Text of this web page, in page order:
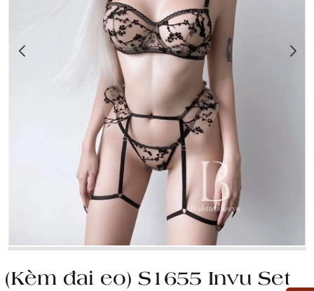
(Kèm đai eo) S1655 Invu Set